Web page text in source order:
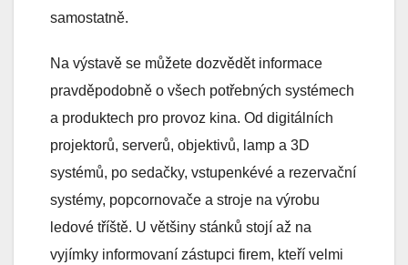
samostatně.
Na výstavě se můžete dozvědět informace
pravděpodobně o všech potřebných systémech
a produktech pro provoz kina. Od digitálních
projektorů, serverů, objektivů, lamp a 3D
systémů, po sedačky, vstupenkévé a rezervační
systémy, popcornovače a stroje na výrobu
ledové tříště. U většiny stánků stojí až na
vyjímky informovaní zástupci firem, kteří velmi